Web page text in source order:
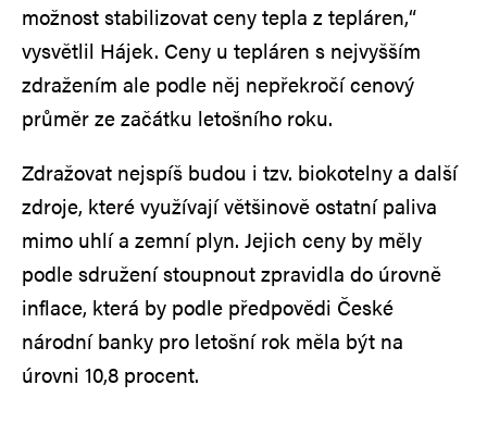
možnost stabilizovat ceny tepla z tepláren,“
vysvětlil Hájek. Ceny u tepláren s nejvyšším
zdražením ale podle něj nepřekročí cenový
průměr ze začátku letošního roku.
Zdražovat nejspíš budou i tzv. biokotelny a další
zdroje, které využívají většinově ostatní paliva
mimo uhlí a zemní plyn. Jejich ceny by měly
podle sdružení stoupnout zpravidla do úrovně
inflace, která by podle předpovědi České
národní banky pro letošní rok měla být na
úrovni 10,8 procent.